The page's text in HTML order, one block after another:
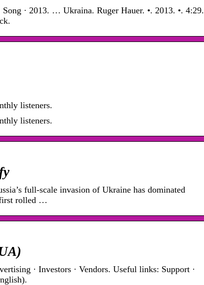
· 2013. … Ukraina. Ruger Hauer. •. 2013. •. 4:29.
listeners.
listeners.
full-scale invasion of Ukraine has dominated
first rolled …
· Investors · Vendors. Useful links: Support ·